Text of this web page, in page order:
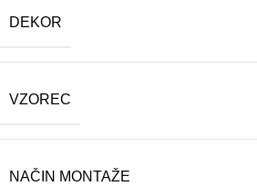
DEKOR
VZOREC
NAČIN MONTAŽE